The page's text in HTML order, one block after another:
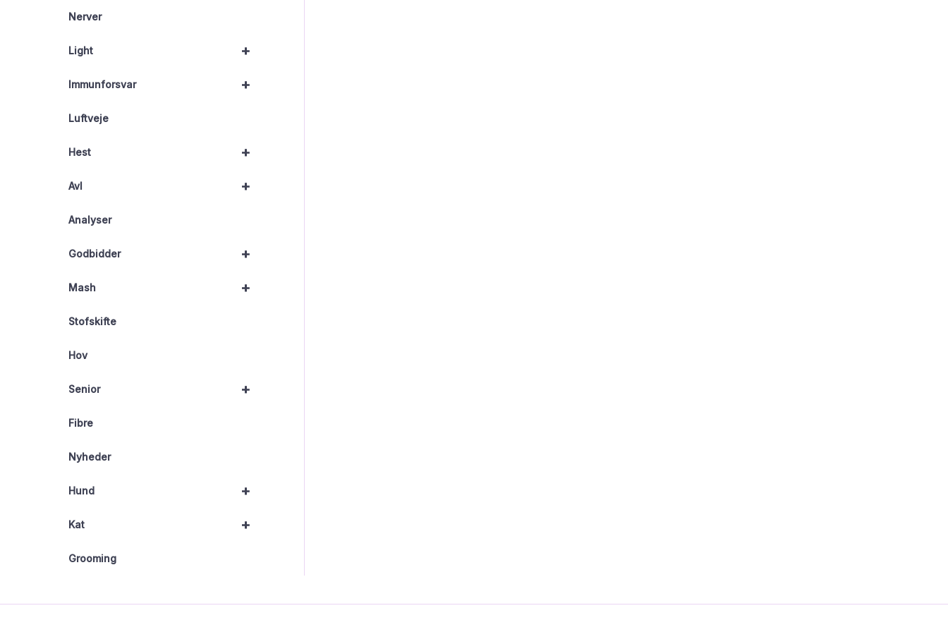
Nerver
+
Light
+
Immunforsvar
Luftveje
+
Hest
+
Avl
Analyser
+
Godbidder
+
Mash
Stofskifte
Hov
+
Senior
Fibre
Nyheder
+
Hund
+
Kat
Grooming